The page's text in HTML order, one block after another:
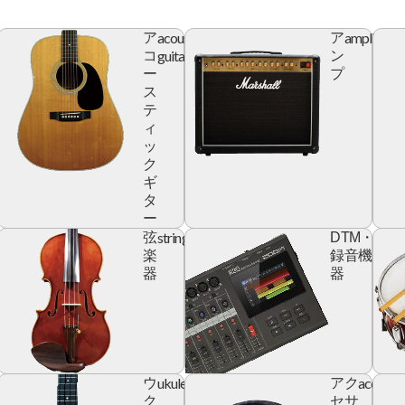
ア
コ
ー
ス
テ
ィ
ッ
ク
ギ
タ
ー
acoustic
guitar
ア
ン
プ
amplifier
弦
楽
器
string
DTM・
録音機
器
ウ
ク
ukulele
アク
セサ